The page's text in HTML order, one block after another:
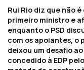
Rui Rio diz que não
primeiro ministro e
enquanto o PSD
com os apoiantes, o
deixou um desafio
concedido à EDP